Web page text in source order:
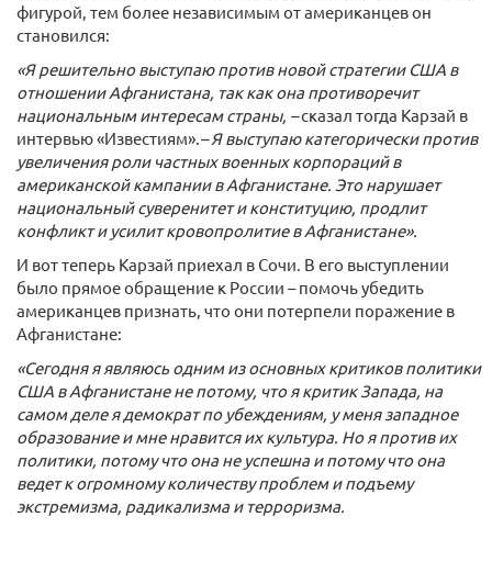
фигурой, тем более независимым от американцев он
становился:
«Я решительно выступаю против новой стратегии США в
отношении Афганистана, так как она противоречит
национальным интересам страны, –сказал тогда Карзай в
интервью «Известиям».– Я выступаю категорически против
увеличения роли частных военных корпораций в
американской кампании в Афганистане. Это нарушает
национальный суверенитет и конституцию, продлит
конфликт и усилит кровопролитие в Афганистане».
И вот теперь Карзай приехал в Сочи. В его выступлении
было прямое обращение к России – помочь убедить
американцев признать, что они потерпели поражение в
Афганистане:
«Сегодня я являюсь одним из основных критиков политики
США в Афганистане не потому, что я критик Запада, на
самом деле я демократ по убеждениям, у меня западное
образование и мне нравится их культура. Но я против их
политики, потому что она не успешна и потому что она
ведет к огромному количеству проблем и подъему
экстремизма, радикализма и терроризма.